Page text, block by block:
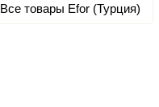
Все товары Efor (Турция)